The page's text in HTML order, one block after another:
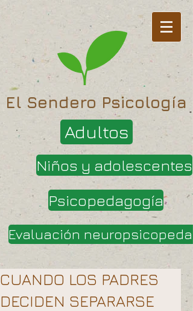
El Sendero Psicología
Adultos
Niños y adolescentes
Psicopedagogía
Evaluación
CUANDO LOS PADRES
DECIDEN SEPARARSE